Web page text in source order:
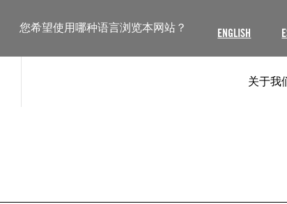
您希望使用哪种语言浏览本网站？ ENGLISH
关于我